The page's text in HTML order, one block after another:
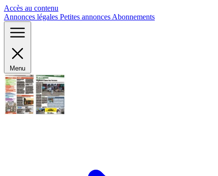
Accès au contenu
Annonces légales Petites annonces Abonnements
Menu
Panneau de gestion des cookies